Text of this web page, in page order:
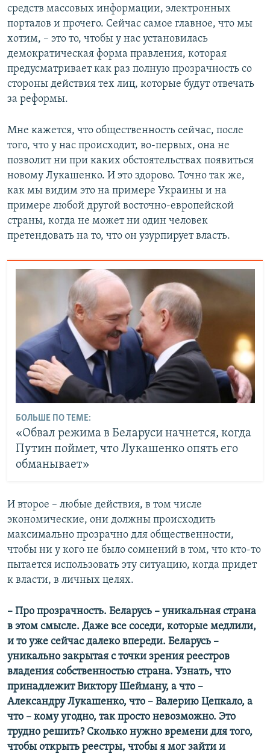
средств массовых информации, электронных
порталов и прочего. Сейчас самое главное, что мы
хотим, – это то, чтобы у нас установилась
демократическая форма правления, которая
предусматривает как раз полную прозрачность со
стороны действия тех лиц, которые будут отвечать
за реформы.
Мне кажется, что общественность сейчас, после
того, что у нас происходит, во-первых, она не
позволит ни при каких обстоятельствах появиться
новому Лукашенко. И это здорово. Точно так же,
как мы видим это на примере Украины и на
примере любой другой восточно-европейской
страны, когда не может ни один человек
претендовать на то, что он узурпирует власть.
БОЛЬШЕ ПО ТЕМЕ:
«Обвал режима в Беларуси начнется, когда
Путин поймет, что Лукашенко опять его
обманывает»
И второе – любые действия, в том числе
экономические, они должны происходить
максимально прозрачно для общественности,
чтобы ни у кого не было сомнений в том, что кто-то
пытается использовать эту ситуацию, когда придет
к власти, в личных целях.
– Про прозрачность. Беларусь – уникальная страна
в этом смысле. Даже все соседи, которые медлили,
и то уже сейчас далеко впереди. Беларусь –
уникально закрытая с точки зрения реестров
владения собственностью страна. Узнать, что
принадлежит Виктору Шейману, а что –
Александру Лукашенко, что – Валерию Цепкало, а
что – кому угодно, так просто невозможно. Это
трудно решить? Сколько нужно времени для того,
чтобы открыть реестры, чтобы я мог зайти и